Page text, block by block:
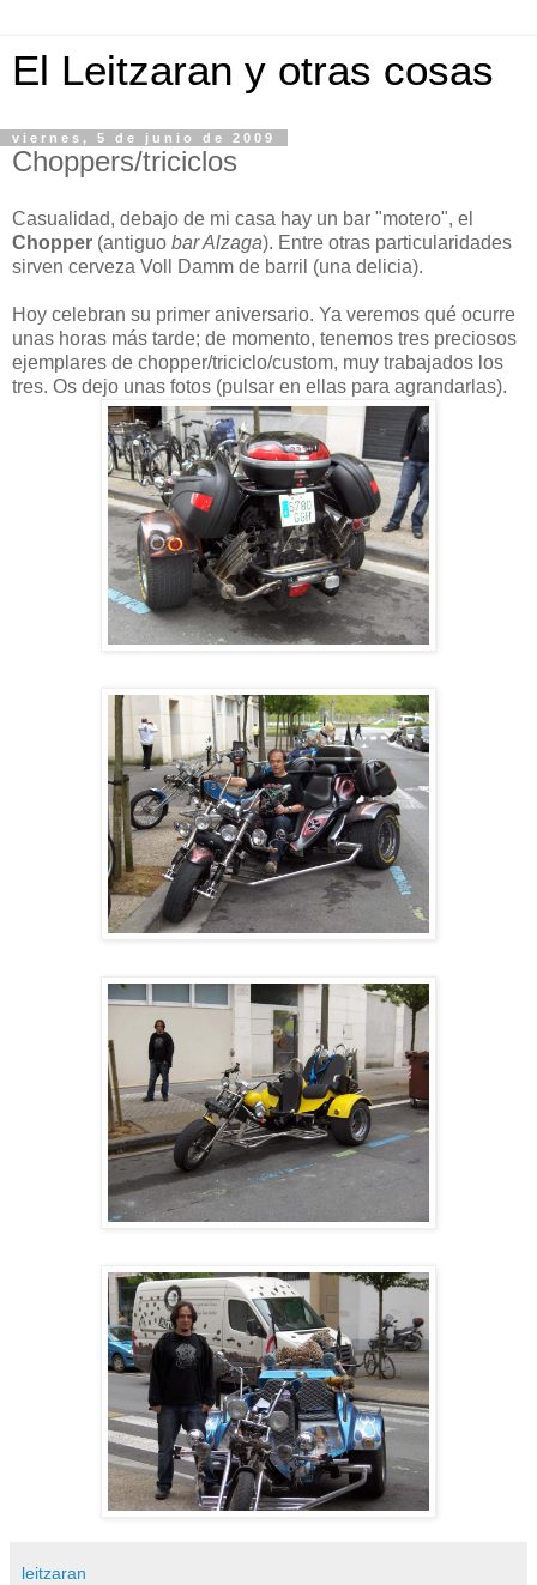
El Leitzaran y otras cosas
viernes, 5 de junio de 2009
Choppers/triciclos
Casualidad, debajo de mi casa hay un bar "motero", el
Chopper (antiguo bar Alzaga). Entre otras particularidades
sirven cerveza Voll Damm de barril (una delicia).
Hoy celebran su primer aniversario. Ya veremos qué ocurre
unas horas más tarde; de momento, tenemos tres preciosos
ejemplares de chopper/triciclo/custom, muy trabajados los
tres. Os dejo unas fotos (pulsar en ellas para agrandarlas).
leitzaran